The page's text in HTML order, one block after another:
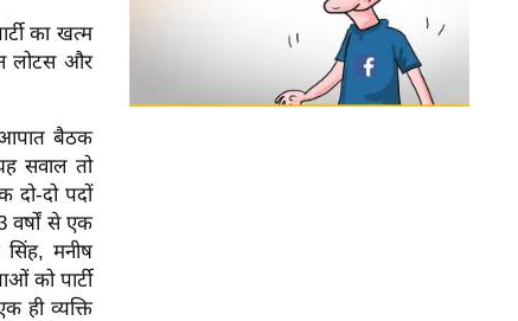
का खत्म
लोटस और
आपात बैठक
सवाल तो
दो-दो पदों
वर्षों से एक
सिंह, मनीष
को पार्टी
ही व्यक्ति